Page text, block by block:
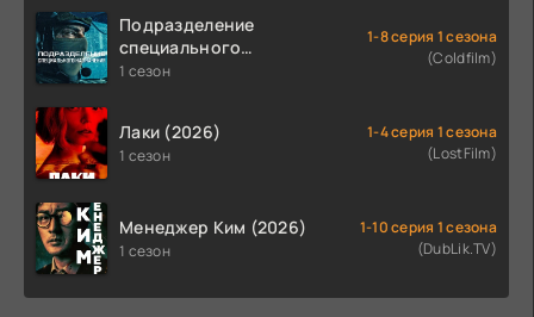
Подразделение
специального
назначения (2026)
1 сезон
1-8 серия 1 сезона
(Coldfilm)
Лаки (2026)
1 сезон
1-4 серия 1 сезона
(LostFilm)
Менеджер Ким (2026)
1 сезон
1-10 серия 1 сезона
(DubLik.TV)